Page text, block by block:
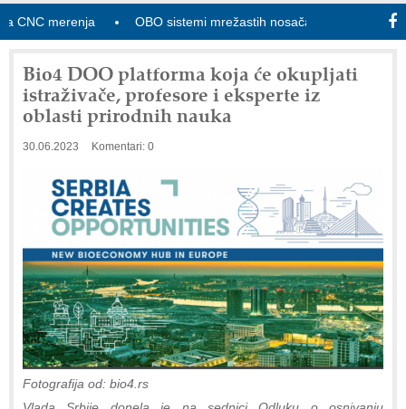
merenja OBO sistemi mrežastih nosača kablova Novi
Bio4 DOO platforma koja će okupljati
istraživače, profesore i eksperte iz
oblasti prirodnih nauka
30.06.2023 Komentari: 0
Fotografija od: bio4.rs